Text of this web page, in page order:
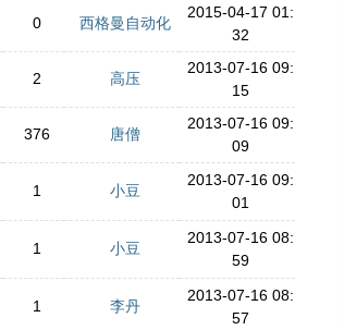
0 西格曼自动化
2015-04-17 01:
32
2 高压
2013-07-16 09:
15
376 唐僧
2013-07-16 09:
09
1 小豆
2013-07-16 09:
01
1 小豆
2013-07-16 08:
59
1 李丹
2013-07-16 08:
57